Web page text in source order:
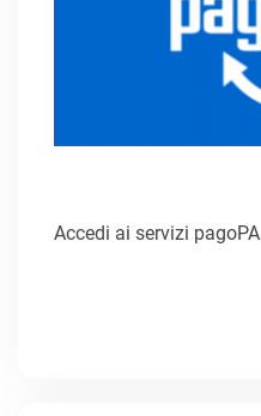
Accedi ai servizi pagoPA